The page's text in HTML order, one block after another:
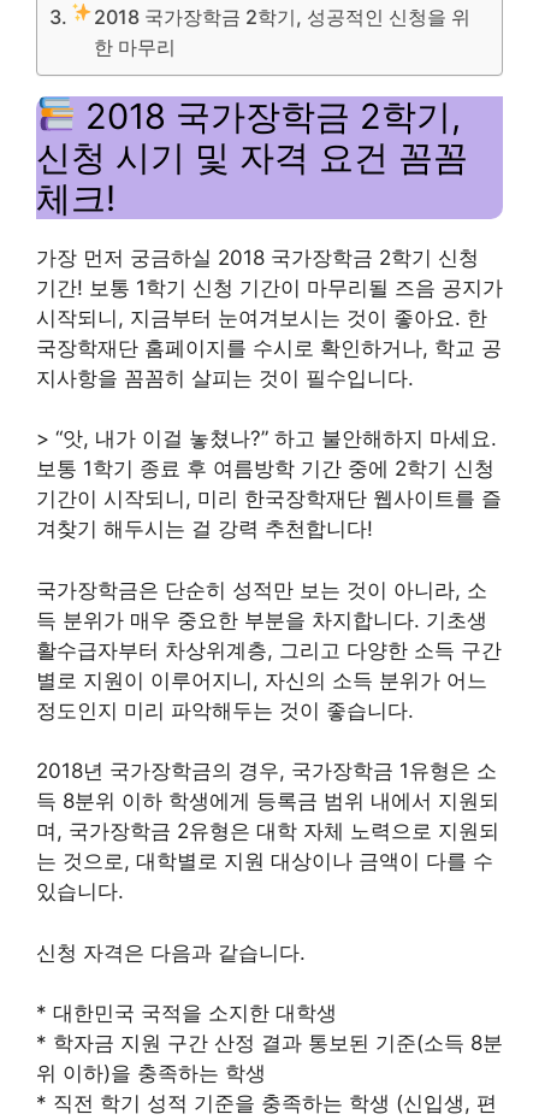
2018 국가장학금 2학기, 성공적인 신청을 위
한 마무리
2018 국가장학금 2학기,
신청 시기 및 자격 요건 꼼꼼
체크!
가장 먼저 궁금하실 2018 국가장학금 2학기 신청
기간! 보통 1학기 신청 기간이 마무리될 즈음 공지가
시작되니, 지금부터 눈여겨보시는 것이 좋아요. 한
국장학재단 홈페이지를 수시로 확인하거나, 학교 공
지사항을 꼼꼼히 살피는 것이 필수입니다.
> “앗, 내가 이걸 놓쳤나?” 하고 불안해하지 마세요.
보통 1학기 종료 후 여름방학 기간 중에 2학기 신청
기간이 시작되니, 미리 한국장학재단 웹사이트를 즐
겨찾기 해두시는 걸 강력 추천합니다!
국가장학금은 단순히 성적만 보는 것이 아니라, 소
득 분위가 매우 중요한 부분을 차지합니다. 기초생
활수급자부터 차상위계층, 그리고 다양한 소득 구간
별로 지원이 이루어지니, 자신의 소득 분위가 어느
정도인지 미리 파악해두는 것이 좋습니다.
2018년 국가장학금의 경우, 국가장학금 1유형은 소
득 8분위 이하 학생에게 등록금 범위 내에서 지원되
며, 국가장학금 2유형은 대학 자체 노력으로 지원되
는 것으로, 대학별로 지원 대상이나 금액이 다를 수
있습니다.
신청 자격은 다음과 같습니다.
* 대한민국 국적을 소지한 대학생
* 학자금 지원 구간 산정 결과 통보된 기준(소득 8분
위 이하)을 충족하는 학생
* 직전 학기 성적 기준을 충족하는 학생 (신입생, 편